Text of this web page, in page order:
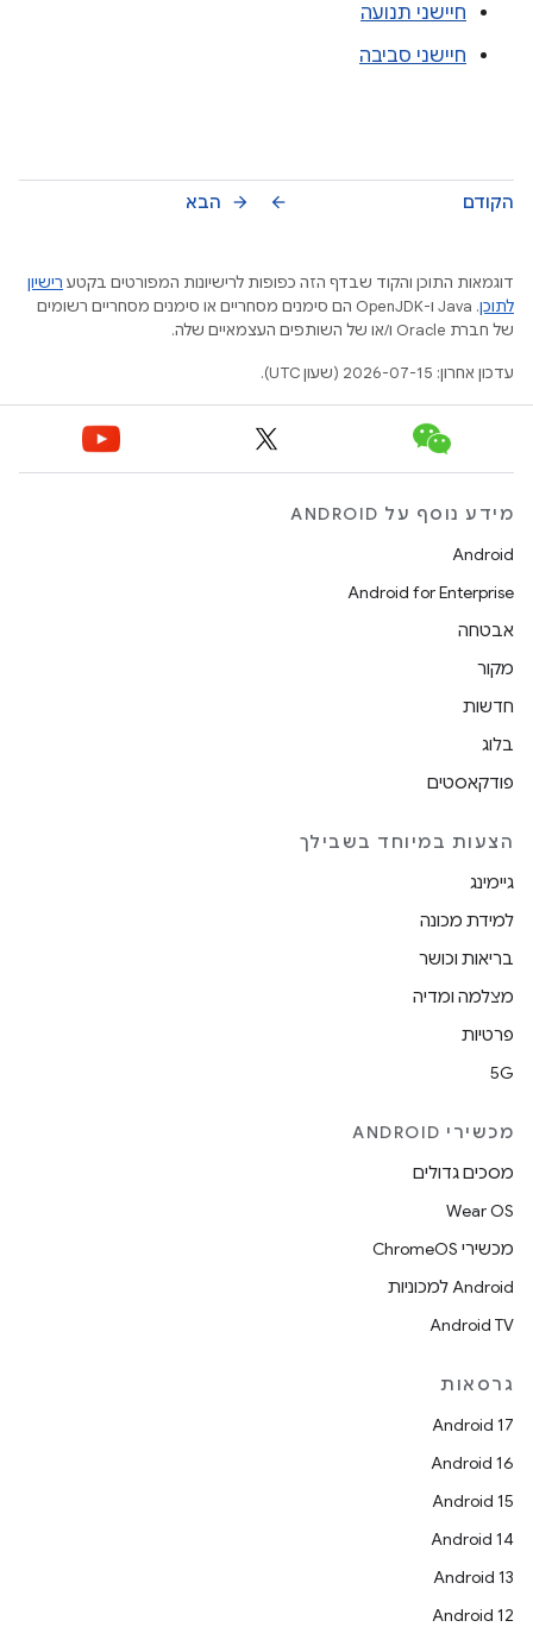
חיישני תנועה
חיישני סביבה
הקודם arrow_back הבא arrow_forward
דוגמאות התוכן והקוד שבדף הזה כפופות לרישיונות המפורטים בקטע רישיון
לתוכן
.‏ Java ו-OpenJDK הם סימנים מסחריים או סימנים מסחריים רשומים
של חברת Oracle ו/או של השותפים העצמאיים שלה.
עדכון אחרון: 2026-07-15 (שעון UTC).
מידע נוסף על ANDROID
Android
Android for Enterprise
אבטחה
מקור
חדשות
בלוג
פודקאסטים
הצעות במיוחד בשבילך
גיימינג
למידת מכונה
בריאות וכושר
מצלמה ומדיה
פרטיות
5G
מכשירי ANDROID
מסכים גדולים
Wear OS
מכשירי ChromeOS
Android למכוניות
Android TV
גרסאות
Android 17
Android 16
Android 15
Android 14
Android 13
Android 12